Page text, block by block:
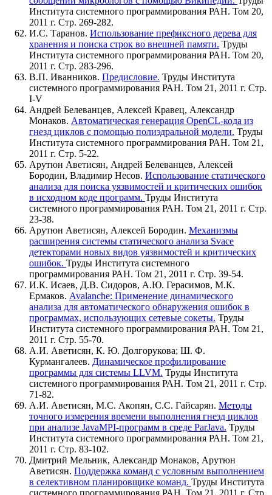
Института системного программирования РАН. Том 20,
2011 г. Стр. 269-282.
И.С. Таранов. Использование префиксного дерева для
хранения и поиска строк во внешней памяти. Труды
Института системного программирования РАН. Том 20,
2011 г. Стр. 283-296.
В.П. Иванников. Предисловие. Труды Института
системного программирования РАН. Том 21, 2011 г. Стр.
I-V
Андрей Белеванцев, Алексей Кравец, Александр
Монаков. Автоматическая генерация OpenCL-кода из
гнезд циклов с помощью полиэдральной модели. Труды
Института системного программирования РАН. Том 21,
2011 г. Стр. 5-22.
Арутюн Аветисян, Андрей Белеванцев, Алексей
Бородин, Владимир Несов. Использование статического
анализа для поиска уязвимостей и критических ошибок
в исходном коде программ. Труды Института
системного программирования РАН. Том 21, 2011 г. Стр.
23-38.
Арутюн Аветисян, Алексей Бородин. Механизмы
расширения системы статического анализа Svace
детекторами новых видов уязвимостей и критических
ошибок. Труды Института системного
программирования РАН. Том 21, 2011 г. Стр. 39-54.
И.К. Исаев, Д.В. Сидоров, А.Ю. Герасимов, М.К.
Ермаков. Avalanche: Применение динамического
анализа для автоматического обнаружения ошибок в
программах, использующих сетевые сокеты. Труды
Института системного программирования РАН. Том 21,
2011 г. Стр. 55-70.
А.И. Аветисян, К. Ю. Долгорукова; Ш. Ф.
Курмангалеев. Динамическое профилирование
программы для системы LLVM. Труды Института
системного программирования РАН. Том 21, 2011 г. Стр.
71-82.
А.И. Аветисян, М.С. Акопян, С.С. Гайсарян. Методы
точного измерения времени выполнения гнезд циклов
при анализе JavaMPI-программ в среде ParJava. Труды
Института системного программирования РАН. Том 21,
2011 г. Стр. 83-102.
Дмитрий Мельник, Александр Монаков, Арутюн
Аветисян. Поддержка команд с условным выполнением
в селективном планировщике команд. Труды Института
системного программирования РАН. Том 21, 2011 г. Стр.